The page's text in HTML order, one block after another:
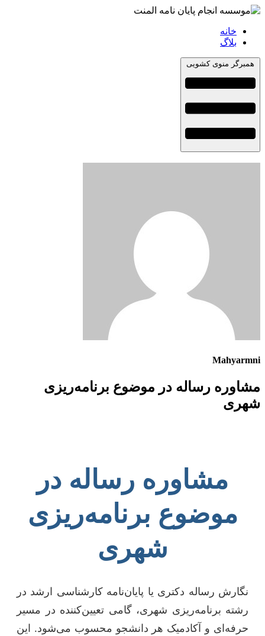
خانه
بلاگ
همبرگر منوی کشویی
Mahyarmni
مشاوره رساله در موضوع برنامه‌ریزی
شهری
مشاوره رساله در
موضوع برنامه‌ریزی
شهری
نگارش رساله دکتری یا پایان‌نامه کارشناسی ارشد در
رشته برنامه‌ریزی شهری، گامی تعیین‌کننده در مسیر
حرفه‌ای و آکادمیک هر دانشجو محسوب می‌شود. این